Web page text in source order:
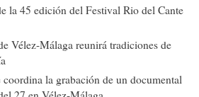
la 45 edición del Festival Rio del Cante
Vélez-Málaga reunirá tradiciones de
la grabación de un documental